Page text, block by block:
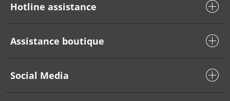
Hotline assistance
Assistance boutique
Social Media